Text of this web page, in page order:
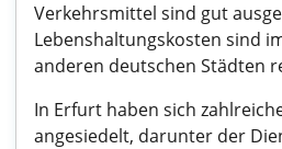
Verkehrsmittel sind gut
Lebenshaltungskosten sind
anderen deutschen Städten
In Erfurt haben sich
angesiedelt, darunter der